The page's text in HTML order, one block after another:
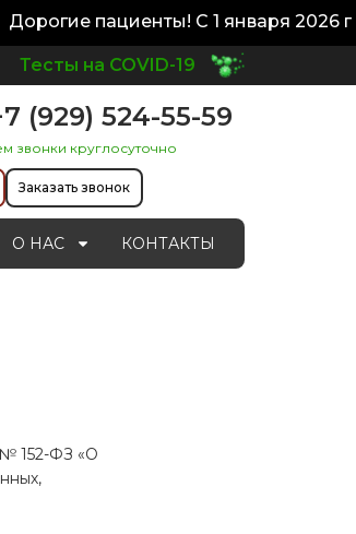
пациенты! С 1 января 2026
Тесты на COVID-19
(929) 524-55-59
звонки круглосуточно
Заказать звонок
О НАС КОНТАКТЫ
№ 152-ФЗ «О